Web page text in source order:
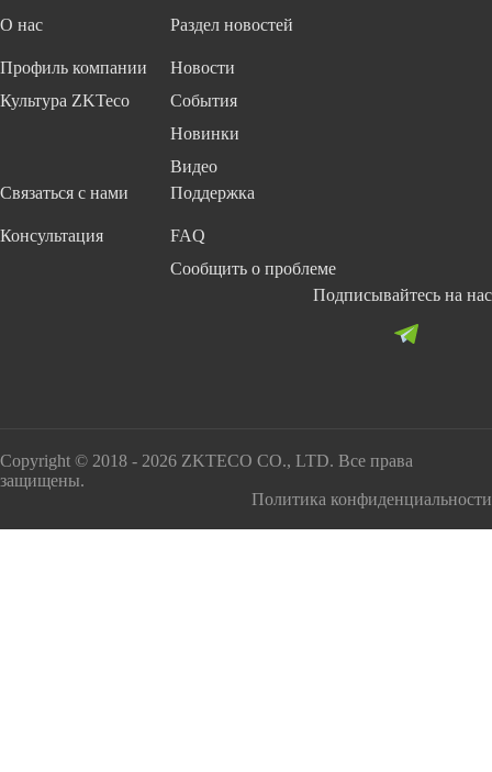
О нас
Профиль компании
Культура ZKTeco
Раздел новостей
Новости
События
Новинки
Видео
Связаться с нами
Консультация
Поддержка
FAQ
Сообщить о проблеме
Подписывайтесь на нас
Copyright © 2018 - 2026 ZKTECO CO., LTD. Все права
защищены.
Политика конфиденциальности